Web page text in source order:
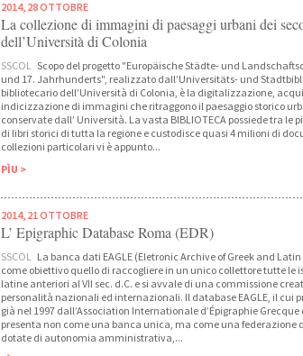
2014, 28 OTTOBRE
La collezione di immagini di paesaggi urbani dei
dell’Università di Colonia
SSCOL Scopo del progetto "Europäische Städte- und
und 17. Jahrhunderts", realizzato dall’Universitäts- und
bibliotecario dell’Università di Colonia, è la digitalizzazione,
indicizzazione di immagini che ritraggono il paesaggio storico
conservate dall’ Università. La vasta BIBLIOTECA possiede tra le
di libri storici di tutta la regione e custodisce quasi 4 milioni di
collezioni particolari vi è appunto...
PÌU >
2014, 21 OTTOBRE
L’ Epigraphic Database Roma (EDR)
SSCOL La banca dati EAGLE (Eletronic Archive of Greek and
come obiettivo quello di raccogliere in un unico collettore tutte le
latine anteriori al VII sec. d.C. e si avvale di una commissione
personalità nazionali ed internazionali. Il database EAGLE, il cui
già nel 1997 dall’Association Internationale d’Épigraphie Grecque
presenta non come una banca unica, ma come una federazione
dotate di autonomia amministrativa,...